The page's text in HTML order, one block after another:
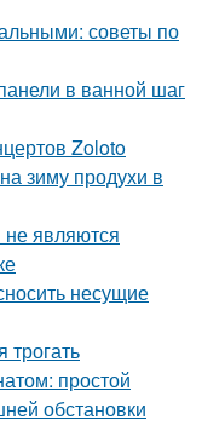
советы по
в ванной шаг
Zoloto
зиму продухи в
не являются
несущие
трогать
простой
обстановки